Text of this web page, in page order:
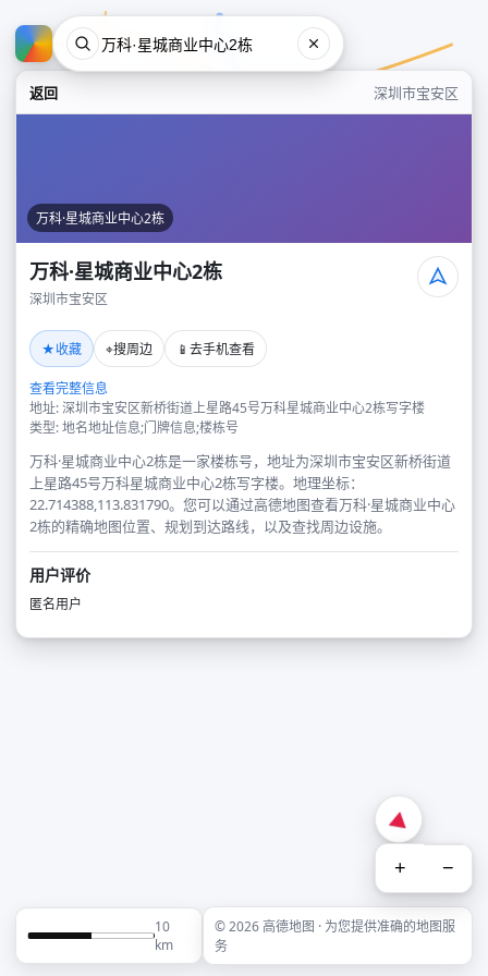
返回 深圳市宝安区
万科·星城商业中心2栋
万科·星城商业中心2栋
深圳市宝安区
★收藏 ⌖搜周边 📱 去手机查看
查看完整信息
地址: 深圳市宝安区新桥街道上星路45号万科星城商业中心2栋写字楼
类型: 地名地址信息;门牌信息;楼栋号
万科·星城商业中心2栋是一家楼栋号，地址为深圳市宝安区新桥街道
上星路45号万科星城商业中心2栋写字楼。地理坐标：
22.714388,113.831790。您可以通过高德地图查看万科·星城商业中心
2栋的精确地图位置、规划到达路线，以及查找周边设施。
用户评价
匿名用户
+ −
10
km
© 2026 高德地图 · 为您提供准确的地图服
务